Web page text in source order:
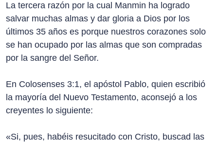
La tercera razón por la cual Manmin ha logrado
salvar muchas almas y dar gloria a Dios por los
últimos 35 años es porque nuestros corazones solo
se han ocupado por las almas que son compradas
por la sangre del Señor.
En Colosenses 3:1, el apóstol Pablo, quien escribió
la mayoría del Nuevo Testamento, aconsejó a los
creyentes lo siguiente:
«Si, pues, habéis resucitado con Cristo, buscad las